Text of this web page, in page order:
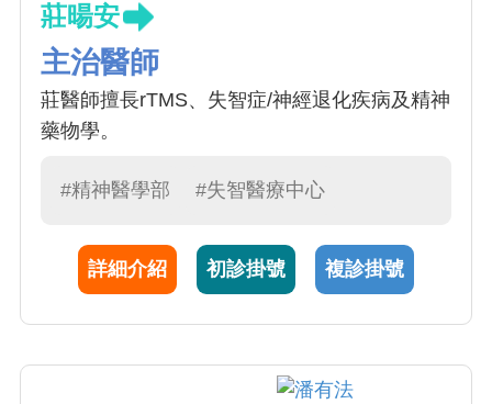
莊暘安
主治醫師
莊醫師擅長rTMS、失智症/神經退化疾病及精神
藥物學。
#精神醫學部 #失智醫療中心
詳細介紹 初診掛號 複診掛號